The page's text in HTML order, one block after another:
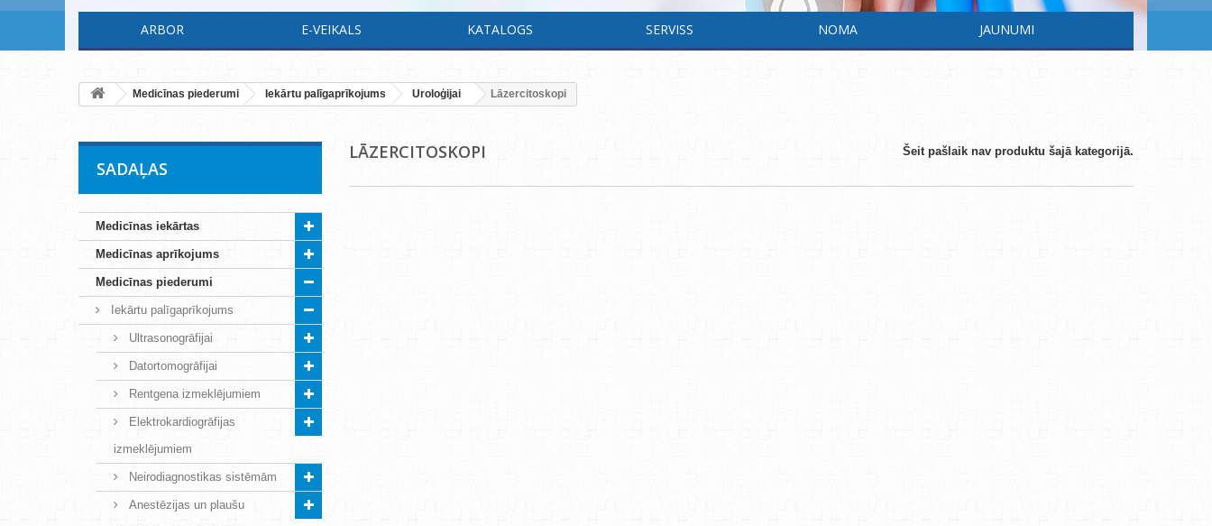
ARBOR E-VEIKALS KATALOGS SERVISS NOMA JAUNUMI
Medicīnas piederumi Iekārtu palīgaprīkojums Uroloģijai Lāzercitoskopi
SADAĻAS
Medicīnas iekārtas
Medicīnas aprīkojums
Medicīnas piederumi
Iekārtu palīgaprīkojums
Ultrasonogrāfijai
Datortomogrāfijai
Rentgena izmeklējumiem
Elektrokardiogrāfijas
izmeklējumiem
Neirodiagnostikas sistēmām
Anestēzijas un plaušu
LĀZERCITOSKOPI Šeit pašlaik nav produktu šajā kategorijā.